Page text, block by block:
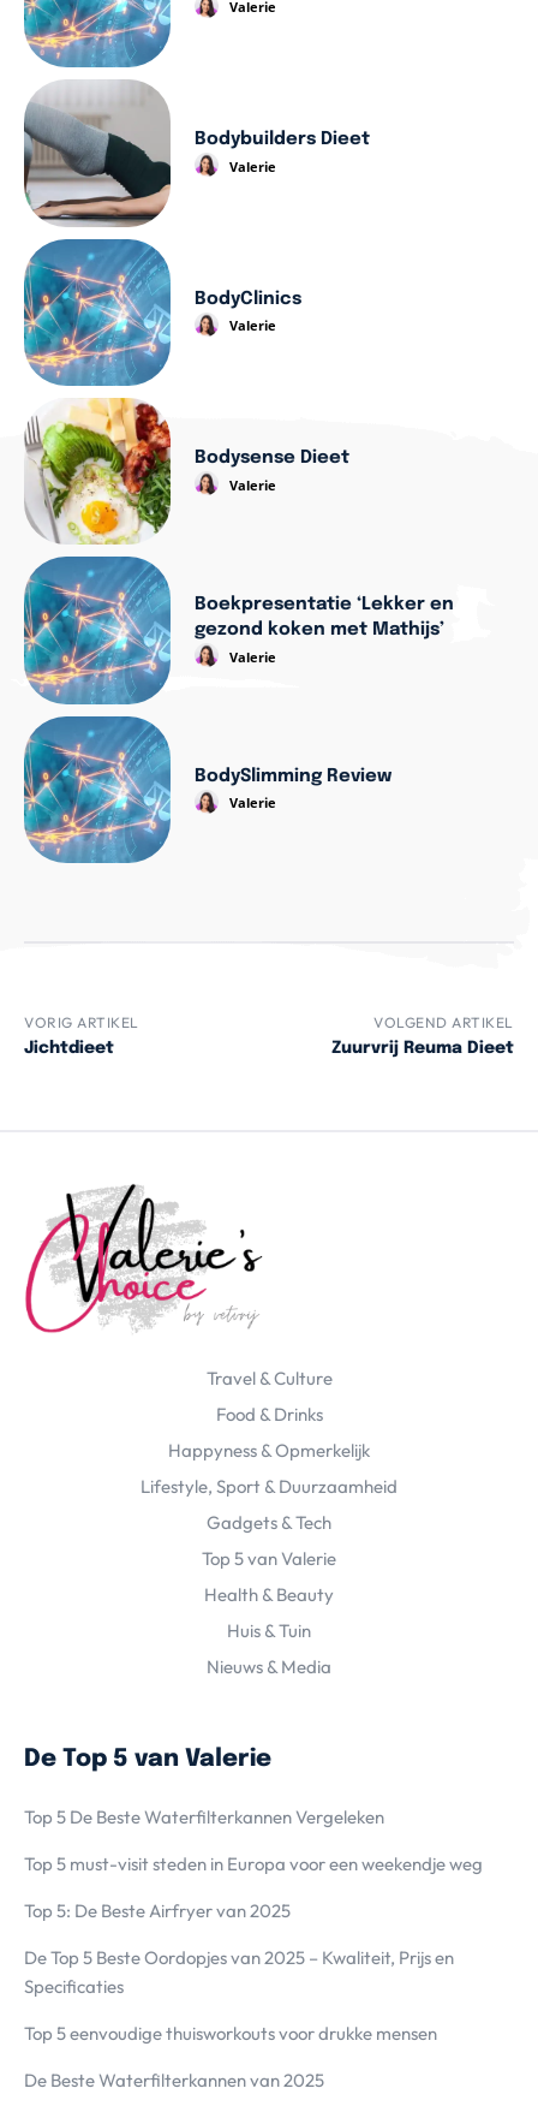
Valerie
Bodybuilders Dieet
Valerie
BodyClinics
Valerie
Bodysense Dieet
Valerie
Boekpresentatie ‘Lekker en
gezond koken met Mathijs’
Valerie
BodySlimming Review
Valerie
VORIG ARTIKEL
Jichtdieet
VOLGEND ARTIKEL
Zuurvrij Reuma Dieet
Travel & Culture
Food & Drinks
Happyness & Opmerkelijk
Lifestyle, Sport & Duurzaamheid
Gadgets & Tech
Top 5 van Valerie
Health & Beauty
Huis & Tuin
Nieuws & Media
De Top 5 van Valerie
Top 5 De Beste Waterfilterkannen Vergeleken
Top 5 must-visit steden in Europa voor een weekendje weg
Top 5: De Beste Airfryer van 2025
De Top 5 Beste Oordopjes van 2025 – Kwaliteit, Prijs en
Specificaties
Top 5 eenvoudige thuisworkouts voor drukke mensen
De Beste Waterfilterkannen van 2025